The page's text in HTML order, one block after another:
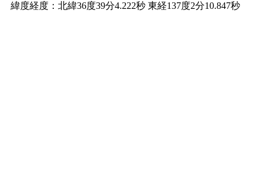
緯度経度：北緯36度39分4.222秒 東経137度2分10.847秒